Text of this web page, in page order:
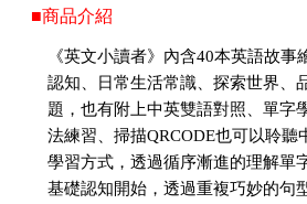
■商品介紹
《英文小讀者》內含40本英語故事
認知、日常生活常識、探索世界、
題，也有附上中英雙語對照、單字
法練習、掃描QRCODE也可以聆聽
學習方式，透過循序漸進的理解單
基礎認知開始，透過重複巧妙的句